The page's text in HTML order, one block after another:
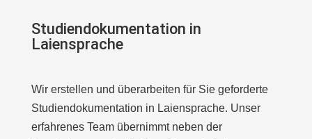
Studiendokumentation in
Laiensprache
Wir erstellen und überarbeiten für Sie geforderte
Studiendokumentation in Laiensprache. Unser
erfahrenes Team übernimmt neben der